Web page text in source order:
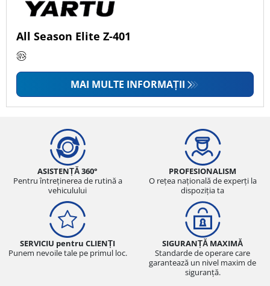
All Season Elite Z-401
MAI MULTE INFORMAȚII
ASISTENȚĂ 360°
Pentru întreținerea de rutină a
vehiculului
PROFESIONALISM
O rețea națională de experți la
dispoziția ta
SERVICIU pentru CLIENȚI
Punem nevoile tale pe primul loc.
SIGURANȚĂ MAXIMĂ
Standarde de operare care
garantează un nivel maxim de
siguranță.